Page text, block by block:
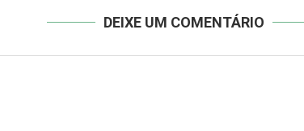
DEIXE UM COMENTÁRIO